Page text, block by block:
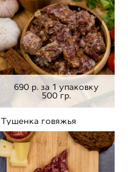
690 р. за 1 упаковку
500 гр.
Тушенка говяжья